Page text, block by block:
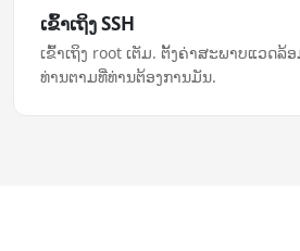
ເຂົ້າ​ເຖິງ SSH
ເຂົ້າເຖິງ root ເຕັມ. ຕັ້ງຄ່າ​ສະພາບແວດ
ທ່ານ​ຕາມ​ທີ່​ທ່ານ​ຕ້ອງການ​ມັນ.